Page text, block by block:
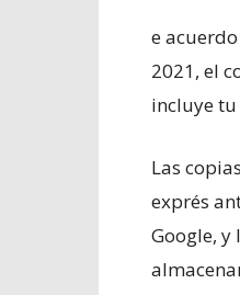
e
2021, el
incluye tu
Las
exprés
Google,